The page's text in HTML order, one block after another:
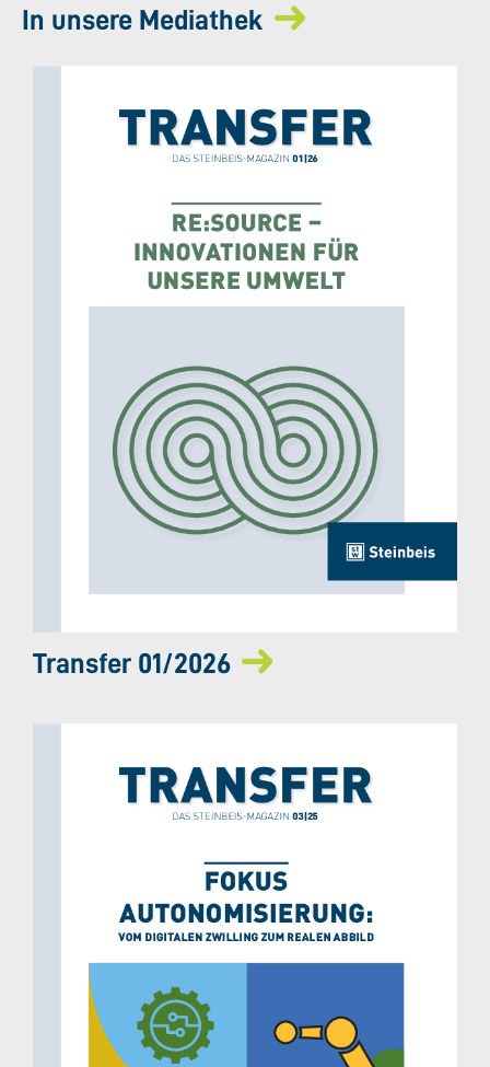
In unsere Mediathek
Transfer 01/2026